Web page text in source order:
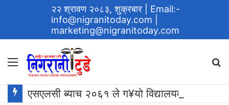
२२ श्रावण २०८३, शुक्रबार
| Email:-
info@nigranitoday.com
marketing@nigranitoday.com
Menu